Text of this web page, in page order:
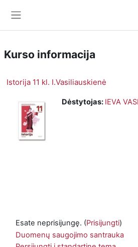
Kurso informacija
Istorija 11 kl. I.Vasiliauskienė
Dėstytojas: IEVA
Esate neprisijungę. (Prisijungti)
Duomenų saugojimo santrauka